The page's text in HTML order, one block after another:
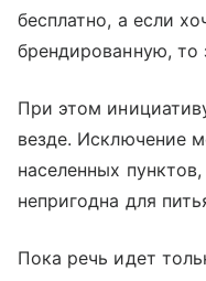
бесплатно, а если
брендированную, то
При этом
везде. Исключение
населенных
непригодна для
Пока речь идет